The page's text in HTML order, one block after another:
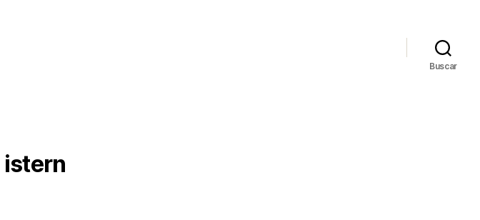
Buscar
istern